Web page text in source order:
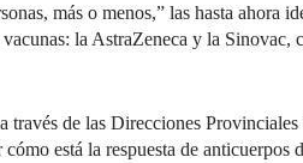
más o menos,” las hasta ahora
vacunas: la AstraZeneca y la
través de las Direcciones
está la respuesta de anticuerpos